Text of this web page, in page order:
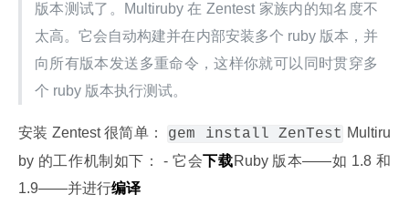
版本测试了。Multiruby 在 Zentest 家族内的知名度不
太高。它会自动构建并在内部安装多个 ruby 版本，并
向所有版本发送多重命令，这样你就可以同时贯穿多
个 ruby 版本执行测试。
安装 Zentest 很简单： gem install ZenTest Multiru
by 的工作机制如下： - 它会下载Ruby 版本——如 1.8 和
1.9——并进行编译